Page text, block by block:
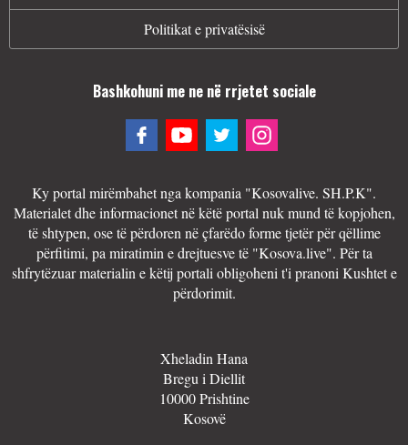
Politikat e privatësisë
Bashkohuni me ne në rrjetet sociale
Ky portal mirëmbahet nga kompania "Kosovalive. SH.P.K".
Materialet dhe informacionet në këtë portal nuk mund të kopjohen,
të shtypen, ose të përdoren në çfarëdo forme tjetër për qëllime
përfitimi, pa miratimin e drejtuesve të "Kosova.live". Për ta
shfrytëzuar materialin e këtij portali obligoheni t'i pranoni Kushtet e
përdorimit.
Xheladin Hana
Bregu i Diellit
10000 Prishtine
Kosovë